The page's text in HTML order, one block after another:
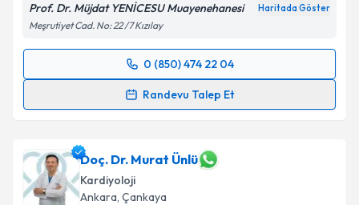
Prof. Dr. Müjdat YENİCESU Muayenehanesi Haritada Göster
Meşrutiyet Cad. No: 22 /7 Kızılay
0 (850) 474 22 04
Randevu Talep Et
Randevu Takvimi Talebi
takvim hazırlandığında e-posta ile bilgilendireceğiz.
E-posta Adresiniz
Doç. Dr. Murat Ünlü
Kardiyoloji
Ankara, Çankaya